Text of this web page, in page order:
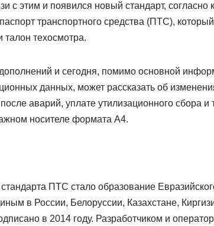
с этим и появился новый стандарт, согласно
транспортного средства (ПТС),
талон техосмотра.
и сегодня, помимо основной
данных, может рассказать об
аварий, уплате утилизационного сбора и
носителе формата А4.
ПТС стало образование
в России, Белоруссии, Казахстане,
в 2014 году. Разработчиком и